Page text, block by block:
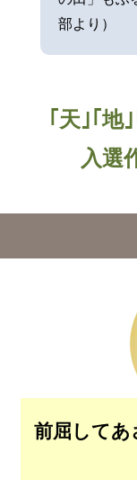
部より）
｢天｣｢地
入選
前屈してあ